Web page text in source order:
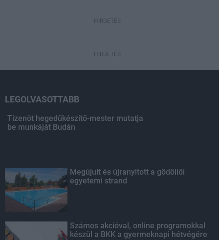
HIRDETÉS
HIRDETÉS
LEGOLVASOTTABB
Tizenöt hegedűkészítő-mester mutatja
be munkáját Budán
Megújult és újranyitott a gödöllői
egyetemi strand
Számos akcióval, online programokkal
készül a BKK a gyermeknapi hétvégére